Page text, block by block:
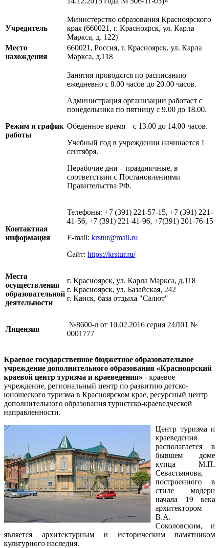
Учредитель
Министерство образования Красноярского
края (660021, г. Красноярск, ул. Карла
Маркса, д. 122)
Место
нахождения
660021, Россия, г. Красноярск, ул. Карла
Маркса, д.118
Режим и график
работы
Занятия проводятся по расписанию
ежедневно с 8.00 часов до 20.00 часов.
Администрация организации работает с
понедельника по пятницу с 9.00 до 18.00.
Обеденное время – с 13.00 до 14.00 часов.
Учебный год в учреждении начинается 1
сентября.
Нерабочие дни – праздничные, в
соответствии с Постановлениями
Правительства РФ.
Контактная
информация
Телефоны: +7 (391) 221-57-15, +7 (391) 221-
41-56, +7 (391) 221-41-96, +7(391) 201-76-15
E-mail: krstur@mail.ru
Сайт: https://krstur.ru/
Места
осуществления
образовательной
деятельности
г. Красноярск, ул. Карла Маркса, д.118
г. Красноярск, ул. Базайская, 242
г. Канск, база отдыха "Салют"
Лицензия
№8600-л от 10.02.2016 серия 24Л01 №
0001777
Краевое государственное бюджетное образовательное
учреждение дополнительного образования «Красноярский
краевой центр туризма и краеведения» - краевое
учреждение, региональный центр по развитию детско-
юношеского туризма в Красноярском крае, ресурсный центр
дополнительного образования туристско-краеведческой
направленности.
Центр туризма и
краеведения
располагается в
бывшем доме
купца М.П.
Севастьянова,
построенного в
стиле модерн
начала 19 века
архитектором
В.А.
Соколовским, и
является архитектурным и историческим памятником
культурного наследия.